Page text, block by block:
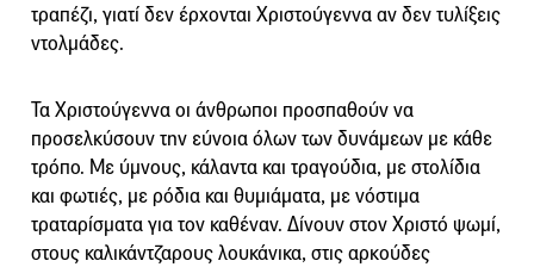
τραπέζι, γιατί δεν έρχονται Χριστούγεννα αν δεν τυλίξεις
ντολμάδες.
Τα Χριστούγεννα οι άνθρωποι προσπαθούν να
προσελκύσουν την εύνοια όλων των δυνάμεων με κάθε
τρόπο. Με ύμνους, κάλαντα και τραγούδια, με στολίδια
και φωτιές, με ρόδια και θυμιάματα, με νόστιμα
τραταρίσματα για τον καθέναν. Δίνουν στον Χριστό ψωμί,
στους καλικάντζαρους λουκάνικα, στις αρκούδες